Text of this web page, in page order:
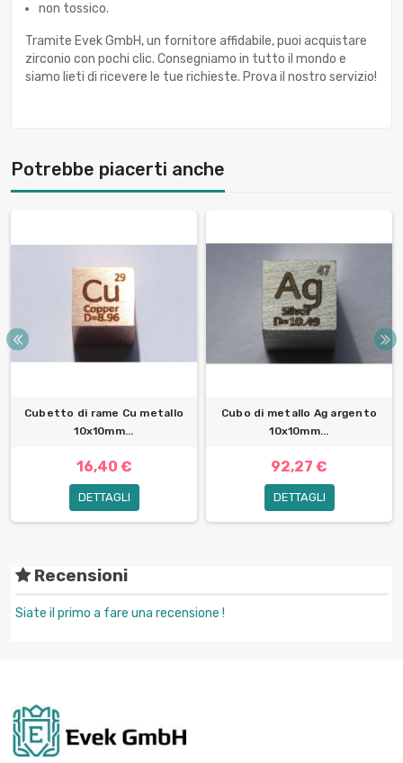
non tossico.
Tramite Evek GmbH, un fornitore affidabile, puoi acquistare
zirconio con pochi clic. Consegniamo in tutto il mondo e
siamo lieti di ricevere le tue richieste. Prova il nostro servizio!
Potrebbe piacerti anche
Cubetto di rame Cu metallo
10x10mm...
16,40 €
DETTAGLI
Cubo di metallo Ag argento
10x10mm...
92,27 €
DETTAGLI
Recensioni
Siate il primo a fare una recensione !